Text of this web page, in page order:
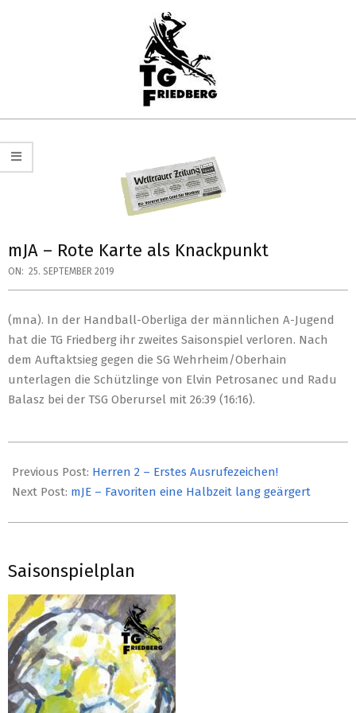
TG
FRIEDBERG
HANDBALL
Navigation
mJA – Rote Karte als Knackpunkt
ON: 25. SEPTEMBER 2019
(mna). In der Handball-Oberliga der männlichen A-Jugend
hat die TG Friedberg ihr zweites Saisonspiel verloren. Nach
dem Auftaktsieg gegen die SG Wehrheim/Oberhain
unterlagen die Schützlinge von Elvin Petrosanec und Radu
Balasz bei der TSG Oberursel mit 26:39 (16:16).
09-
25
Previous Post: Herren 2 – Erstes Ausrufezeichen!
Next Post: mJE – Favoriten eine Halbzeit lang geärgert
Saisonspielplan